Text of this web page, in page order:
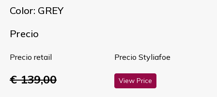
Color: GREY
Precio
Precio retail
€ 139,00
Precio Styliafoe
View Price